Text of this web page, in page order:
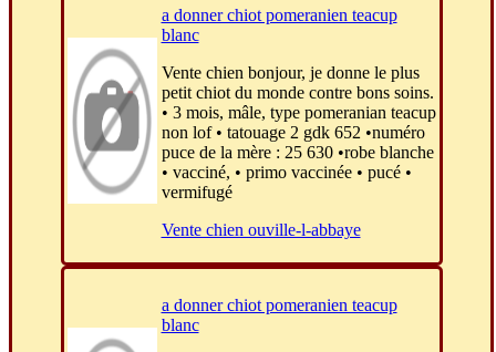
a donner chiot pomeranien teacup
blanc
Vente chien bonjour, je donne le plus
petit chiot du monde contre bons soins.
• 3 mois, mâle, type pomeranian teacup
non lof • tatouage 2 gdk 652 •numéro
puce de la mère : 25 630 •robe blanche
• vacciné, • primo vaccinée • pucé •
vermifugé
Vente chien ouville-l-abbaye
a donner chiot pomeranien teacup
blanc